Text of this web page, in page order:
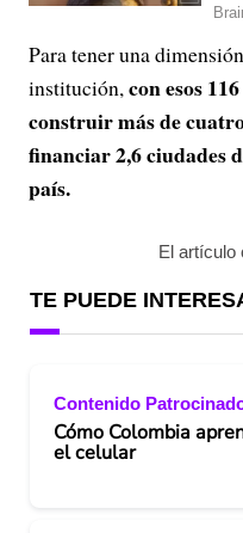
Para tener una
institución,con esos
construir más de
financiar 2,6 ciudades
país.
El artículo
TE PUEDE
Contenido
Cómo Colombia
el celular